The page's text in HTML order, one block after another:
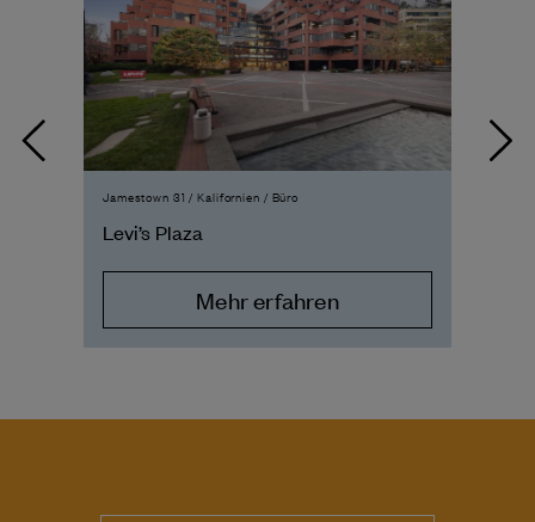
Jamestown 31 / Kalifornien / Büro
Levi’s Plaza
Mehr erfahren